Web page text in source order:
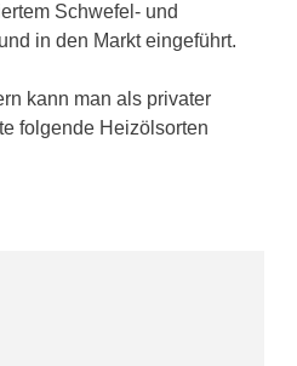
Schwefel- und
in den Markt eingeführt.
kann man als privater
folgende Heizölsorten